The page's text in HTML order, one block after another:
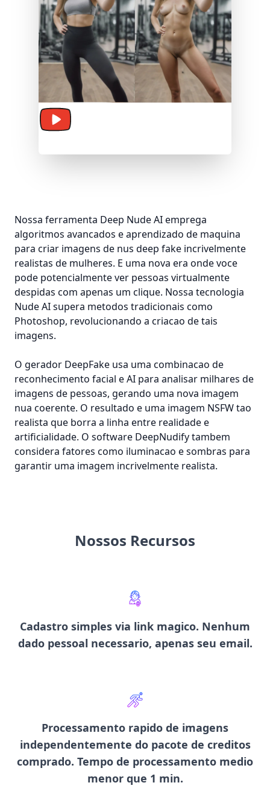
Nossa ferramenta Deep Nude AI emprega
algoritmos avancados e aprendizado de maquina
para criar imagens de nus deep fake incrivelmente
realistas de mulheres. E uma nova era onde voce
pode potencialmente ver pessoas virtualmente
despidas com apenas um clique. Nossa tecnologia
Nude AI supera metodos tradicionais como
Photoshop, revolucionando a criacao de tais
imagens.
O gerador DeepFake usa uma combinacao de
reconhecimento facial e AI para analisar milhares de
imagens de pessoas, gerando uma nova imagem
nua coerente. O resultado e uma imagem NSFW tao
realista que borra a linha entre realidade e
artificialidade. O software DeepNudify tambem
considera fatores como iluminacao e sombras para
garantir uma imagem incrivelmente realista.
Nossos Recursos
Cadastro simples via link magico. Nenhum
dado pessoal necessario, apenas seu email.
Processamento rapido de imagens
independentemente do pacote de creditos
comprado. Tempo de processamento medio
menor que 1 min.